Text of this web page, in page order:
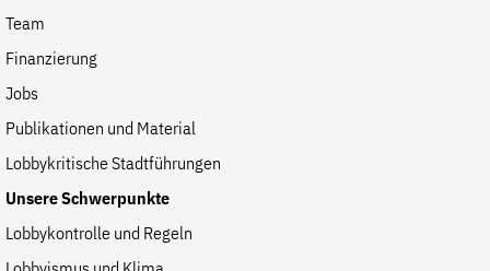
Team
Finanzierung
Jobs
Publikationen und Material
Lobbykritische Stadtführungen
Unsere Schwerpunkte
Lobbykontrolle und Regeln